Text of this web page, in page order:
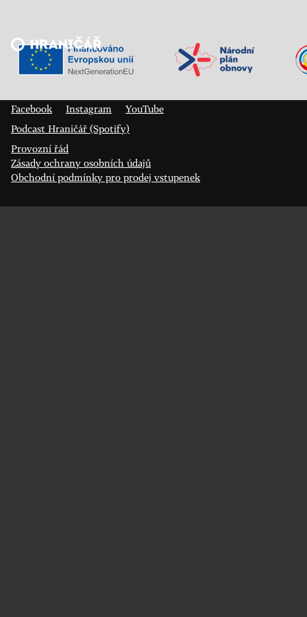
Veřejný sál Hraničář, spolek
Facebook
Instagram
YouTube
Podcast Hraničář (Spotify)
Provozní řád
Zásady ochrany osobních údajů
Obchodní podmínky pro prodej vstupenek